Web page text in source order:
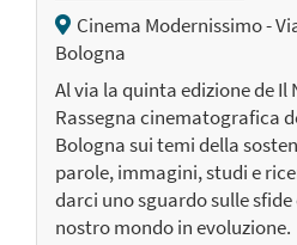
Cinema Modernissimo -
Bologna
Al via la quinta edizione de Il
Rassegna cinematografica
Bologna sui temi della
parole, immagini, studi e
darci uno sguardo sulle sfide
nostro mondo in evoluzione.